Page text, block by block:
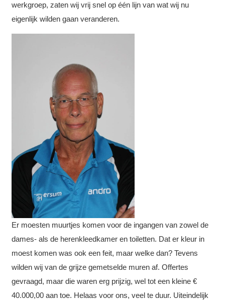
werkgroep, zaten wij vrij snel op één lijn van wat wij nu
eigenlijk wilden gaan veranderen.
Er moesten muurtjes komen voor de ingangen van zowel de
dames- als de herenkleedkamer en toiletten. Dat er kleur in
moest komen was ook een feit, maar welke dan? Tevens
wilden wij van de grijze gemetselde muren af. Offertes
gevraagd, maar die waren erg prijzig, wel tot een kleine €
40.000,00 aan toe. Helaas voor ons, veel te duur. Uiteindelijk